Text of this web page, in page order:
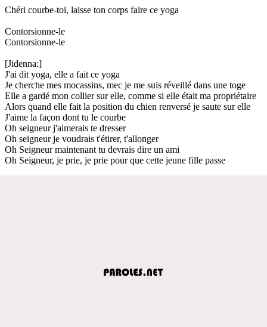
Chéri courbe-toi, laisse ton corps faire ce yoga
Contorsionne-le
Contorsionne-le
[Jidenna:]
J'ai dit yoga, elle a fait ce yoga
Je cherche mes mocassins, mec je me suis réveillé dans une toge
Elle a gardé mon collier sur elle, comme si elle était ma propriétaire
Alors quand elle fait la position du chien renversé je saute sur elle
J'aime la façon dont tu le courbe
Oh seigneur j'aimerais te dresser
Oh seigneur je voudrais t'étirer, t'allonger
Oh Seigneur maintenant tu devrais dire un ami
Oh Seigneur, je prie, je prie pour que cette jeune fille passe